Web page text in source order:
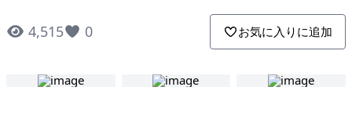
4,515 0 お気に入りに追加